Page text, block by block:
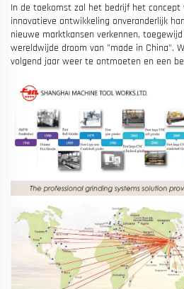
In de toekomst zal het bedrijf het concept
innovatieve ontwikkeling onveranderlijk
nieuwe marktkansen verkennen,
wereldwijde droom van "made in China".
volgend jaar weer te ontmoeten en een